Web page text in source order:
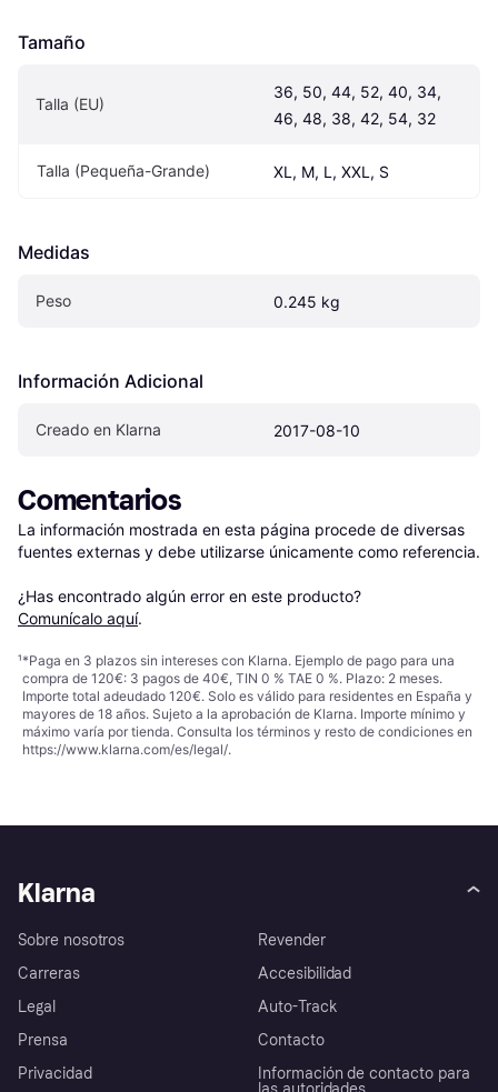
Tamaño
Talla (EU)
36, 50, 44, 52, 40, 34,
46, 48, 38, 42, 54, 32
Talla (Pequeña-Grande) XL, M, L, XXL, S
Medidas
Peso 0.245 kg
Información Adicional
Creado en Klarna 2017-08-10
Comentarios
La información mostrada en esta página procede de diversas
fuentes externas y debe utilizarse únicamente como referencia.
¿Has encontrado algún error en este producto?
Comunícalo aquí.
¹*Paga en 3 plazos sin intereses con Klarna. Ejemplo de pago para una
compra de 120€: 3 pagos de 40€, TIN 0 % TAE 0 %. Plazo: 2 meses.
Importe total adeudado 120€. Solo es válido para residentes en España y
mayores de 18 años. Sujeto a la aprobación de Klarna. Importe mínimo y
máximo varía por tienda. Consulta los términos y resto de condiciones en
https://www.klarna.com/es/legal/.
Klarna
Sobre nosotros
Carreras
Legal
Prensa
Privacidad
Revender
Accesibilidad
Auto-Track
Contacto
Información de contacto para